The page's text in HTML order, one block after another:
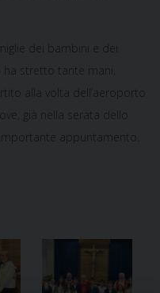
dei bambini e dei
ha stretto tante mani,
alla volta dell’aeroporto
già nella serata dello
appuntamento.